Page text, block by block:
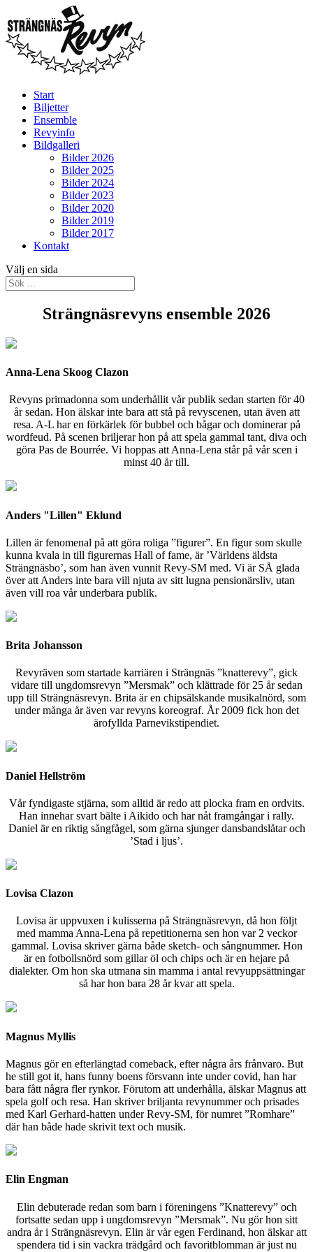
Start
Biljetter
Ensemble
Revyinfo
Bildgalleri
Bilder 2026
Bilder 2025
Bilder 2024
Bilder 2023
Bilder 2020
Bilder 2019
Bilder 2017
Kontakt
Välj en sida
Strängnäsrevyns ensemble 2026
Anna-Lena Skoog Clazon
Revyns primadonna som underhållit vår publik sedan starten för 40
år sedan. Hon älskar inte bara att stå på revyscenen, utan även att
resa. A-L har en förkärlek för bubbel och bågar och dominerar på
wordfeud. På scenen briljerar hon på att spela gammal tant, diva och
göra Pas de Bourrée. Vi hoppas att Anna-Lena står på vår scen i
minst 40 år till.
Anders "Lillen" Eklund
Lillen är fenomenal på att göra roliga ”figurer”. En figur som skulle
kunna kvala in till figurernas Hall of fame, är ’Världens äldsta
Strängnäsbo’, som han även vunnit Revy-SM med. Vi är SÅ glada
över att Anders inte bara vill njuta av sitt lugna pensionärsliv, utan
även vill roa vår underbara publik.
Brita Johansson
Revyräven som startade karriären i Strängnäs ”knatterevy”, gick
vidare till ungdomsrevyn ”Mersmak” och klättrade för 25 år sedan
upp till Strängnäsrevyn. Brita är en chipsälskande musikalnörd, som
under många år även var revyns koreograf. År 2009 fick hon det
ärofyllda Parnevikstipendiet.
Daniel Hellström
Vår fyndigaste stjärna, som alltid är redo att plocka fram en ordvits.
Han innehar svart bälte i Aikido och har nåt framgångar i rally.
Daniel är en riktig sångfågel, som gärna sjunger dansbandslåtar och
’Stad i ljus’.
Lovisa Clazon
Lovisa är uppvuxen i kulisserna på Strängnäsrevyn, då hon följt
med mamma Anna-Lena på repetitionerna sen hon var 2 veckor
gammal. Lovisa skriver gärna både sketch- och sångnummer. Hon
är en fotbollsnörd som gillar öl och chips och är en hejare på
dialekter. Om hon ska utmana sin mamma i antal revyuppsättningar
så har hon bara 28 år kvar att spela.
Magnus Myllis
Magnus gör en efterlängtad comeback, efter några års frånvaro. But
he still got it, hans funny boens försvann inte under covid, han har
bara fått några fler rynkor. Förutom att underhålla, älskar Magnus att
spela golf och resa. Han skriver briljanta revynummer och prisades
med Karl Gerhard-hatten under Revy-SM, för numret ”Romhare”
där han både hade skrivit text och musik.
Elin Engman
Elin debuterade redan som barn i föreningens ”Knatterevy” och
fortsatte sedan upp i ungdomsrevyn ”Mersmak”. Nu gör hon sitt
andra år i Strängnäsrevyn. Elin är vår egen Ferdinand, hon älskar att
spendera tid i sin vackra trädgård och favoritblomman är just nu